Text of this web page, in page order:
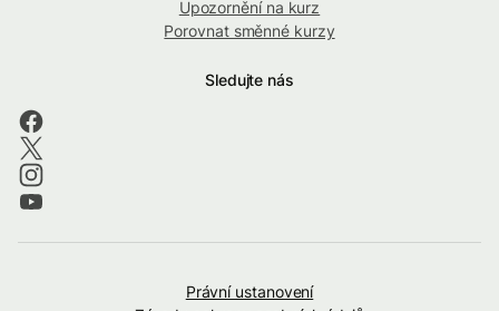
Upozornění na kurz
Porovnat směnné kurzy
Sledujte nás
Právní ustanovení